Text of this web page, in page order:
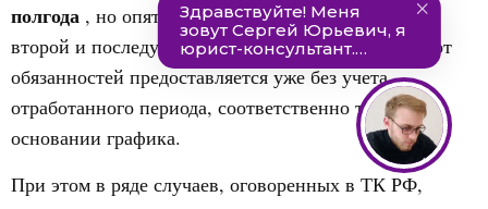
полгода , но опять же с учетом графика. А вот за
второй и последующие года время освобождения от
обязанностей предоставляется уже без учета
отработанного периода, соответственно тоже на
основании графика.
При этом в ряде случаев, оговоренных в ТК РФ,